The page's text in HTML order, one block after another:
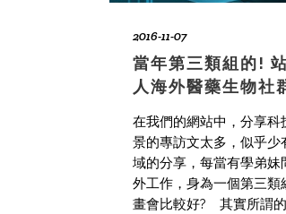
2016-11-07
當年第三類組的!
人海外醫藥生物社
在我們的網站中，分享科
景的專訪文太多，似乎少
域的分享，每當有學弟妹
外工作，身為一個第三類
畫會比較好? 其實所謂